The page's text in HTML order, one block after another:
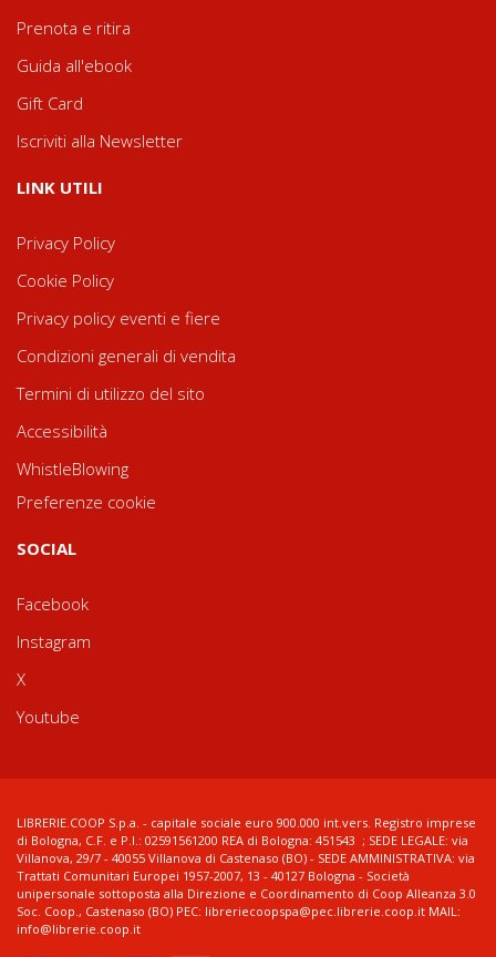
Prenota e ritira
Guida all'ebook
Gift Card
Iscriviti alla Newsletter
LINK UTILI
Privacy Policy
Cookie Policy
Privacy policy eventi e fiere
Condizioni generali di vendita
Termini di utilizzo del sito
Accessibilità
WhistleBlowing
Preferenze cookie
SOCIAL
Facebook
Instagram
X
Youtube
LIBRERIE.COOP S.p.a. - capitale sociale euro 900.000 int.vers. Registro imprese
di Bologna, C.F. e P.I.: 02591561200 REA di Bologna: 451543 ; SEDE LEGALE: via
Villanova, 29/7 - 40055 Villanova di Castenaso (BO) - SEDE AMMINISTRATIVA: via
Trattati Comunitari Europei 1957-2007, 13 - 40127 Bologna - Società
unipersonale sottoposta alla Direzione e Coordinamento di Coop Alleanza 3.0
Soc. Coop., Castenaso (BO) PEC: libreriecoopspa@pec.librerie.coop.it MAIL:
info@librerie.coop.it